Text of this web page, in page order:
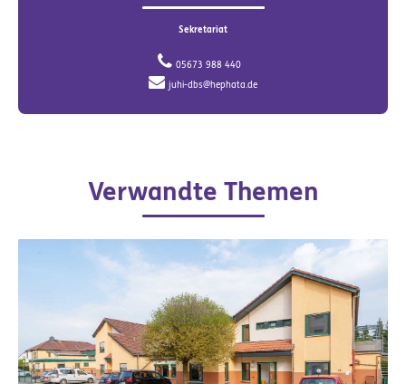
Sekretariat
05673 988 440
juhi-dbs@hephata.de
Verwandte Themen